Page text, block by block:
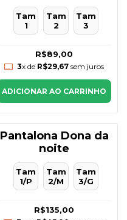
Tam
1
Tam
2
Tam
3
R$89,00
3x de R$29,67sem juros
ADICIONAR AO CARRINHO
Pantalona Dona da
noite
Tam
1/P
Tam
2/M
Tam
3/G
R$135,00